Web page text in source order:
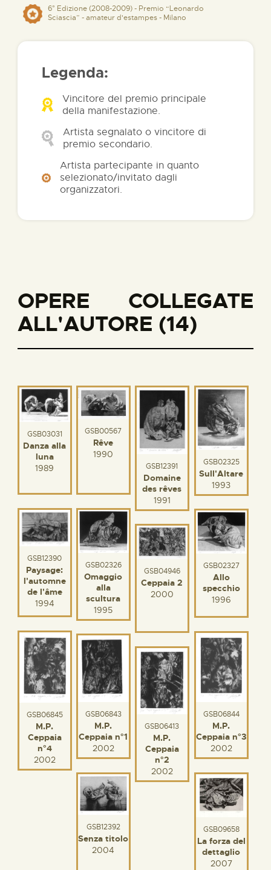
6° Edizione (2008-2009) - Premio “Leonardo
Sciascia” - amateur d'estampes - Milano
Legenda:
Vincitore del premio principale
della manifestazione.
Artista segnalato o vincitore di
premio secondario.
Artista partecipante in quanto
selezionato/invitato dagli
organizzatori.
OPERE COLLEGATE
ALL'AUTORE (14)
GSB03031
Danza alla
luna
1989
GSB00567
Rêve
1990
GSB12391
Domaine
des rêves
1991
GSB02325
Sull'Altare
1993
GSB12390
Paysage:
l'automne
de l'âme
1994
GSB02326
Omaggio
alla
scultura
1995
GSB02327
Allo
specchio
1996
GSB04946
Ceppaia 2
2000
GSB06845
M.P.
Ceppaia
n°4
2002
GSB06844
M.P.
Ceppaia n°3
2002
GSB06843
M.P.
Ceppaia n°1
2002
GSB06413
M.P.
Ceppaia
n°2
2002
GSB12392
Senza titolo
2004
GSB09658
La forza del
dettaglio
2007